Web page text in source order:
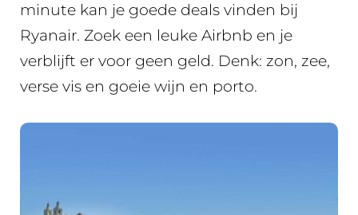
minute kan je goede deals vinden bij
Ryanair. Zoek een leuke Airbnb en je
verblijft er voor geen geld. Denk: zon, zee,
verse vis en goeie wijn en porto.